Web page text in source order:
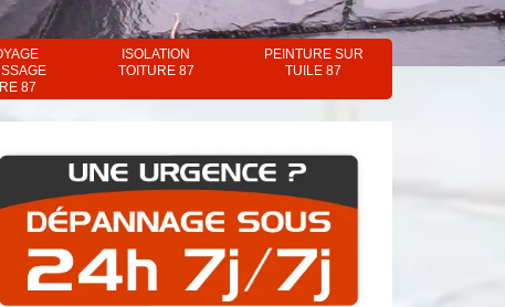
87
ISOLATION
TOITURE 87
PEINTURE SUR
TUILE 87